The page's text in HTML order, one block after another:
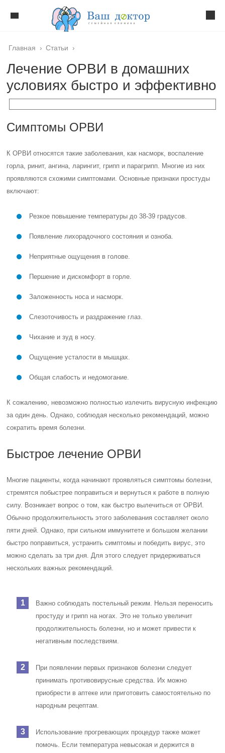
Главная › Статьи ›
Лечение ОРВИ в домашних
условиях быстро и эффективно
Симптомы ОРВИ
К ОРВИ относятся такие заболевания, как насморк, воспаление
горла, ринит, ангина, ларингит, грипп и парагрипп. Многие из них
проявляются схожими симптомами. Основные признаки простуды
включают:
Резкое повышение температуры до 38-39 градусов.
Появление лихорадочного состояния и озноба.
Неприятные ощущения в голове.
Першение и дискомфорт в горле.
Заложенность носа и насморк.
Слезоточивость и раздражение глаз.
Чихание и зуд в носу.
Ощущение усталости в мышцах.
Общая слабость и недомогание.
К сожалению, невозможно полностью излечить вирусную инфекцию
за один день. Однако, соблюдая несколько рекомендаций, можно
сократить время болезни.
Быстрое лечение ОРВИ
Многие пациенты, когда начинают проявляться симптомы болезни,
стремятся побыстрее поправиться и вернуться к работе в полную
силу. Возникает вопрос о том, как быстро вылечиться от ОРВИ.
Обычно продолжительность этого заболевания составляет около
пяти дней. Однако, при сильном иммунитете и большом желании
быстро поправиться, устранить симптомы и победить вирус, это
можно сделать за три дня. Для этого следует придерживаться
нескольких важных рекомендаций.
Важно соблюдать постельный режим. Нельзя переносить
простуду и грипп на ногах. Это не только увеличит
продолжительность болезни, но и может привести к
негативным последствиям.
При появлении первых признаков болезни следует
принимать противовирусные средства. Их можно
приобрести в аптеке или приготовить самостоятельно по
народным рецептам.
Использование прогревающих процедур также может
помочь. Если температура невысокая и держится в